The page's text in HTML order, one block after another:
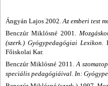
Ángyán Lajos 2002. Az emberi test
Benczúr Miklósné 2001.
(szerk.) Gyógypedagógiai Lexikon.
Főiskolai Kar.
Benczúr Miklósné 2011. A
speciális pedagógiáival. In: